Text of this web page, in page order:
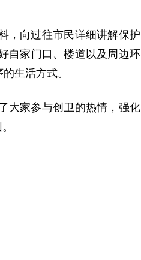
，向过往市民详细讲解保护
自家门口、楼道以及周边环
生活方式。
大家参与创卫的热情，强化